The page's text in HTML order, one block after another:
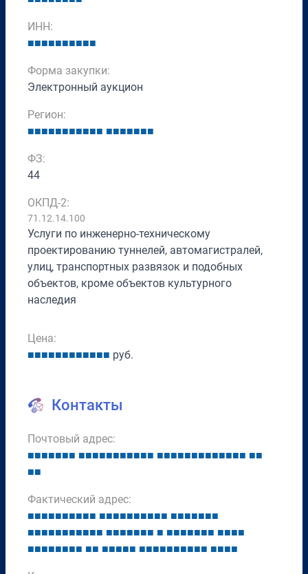
ИНН:
■■■■■■■■■■
Форма закупки:
Электронный аукцион
Регион:
■■■■■■■■■■■ ■■■■■■■
ФЗ:
44
ОКПД-2:
71.12.14.100
Услуги по инженерно-техническому
проектированию туннелей, автомагистралей,
улиц, транспортных развязок и подобных
объектов, кроме объектов культурного
наследия
Цена:
■■■■■■■■■■■■ руб.
Контакты
Почтовый адрес:
■■■■■■■ ■■■■■■■■■■■ ■■■■■■■■■■■■■ ■■
■■
Фактический адрес:
■■■■■■■■■■ ■■■■■■■■■■ ■■■■■■■
■■■■■■■■■■■ ■■■■■■■ ■ ■■■■■■■ ■■■■
■■■■■■■■ ■■ ■■■■■ ■■■■■■■■■■ ■■■■